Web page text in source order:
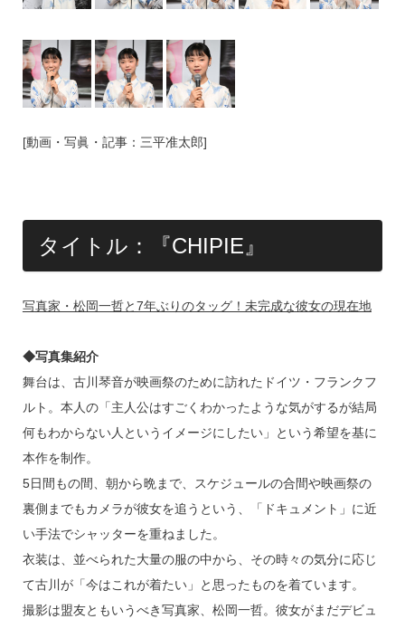
[動画・写眞・記事：三平准太郎]
タイトル：『CHIPIE』
写真家・松岡一哲と7年ぶりのタッグ！未完成な彼女の現在地
◆写真集紹介
舞台は、古川琴音が映画祭のために訪れたドイツ・フランクフ
ルト。本人の「主人公はすごくわかったような気がするが結局
何もわからない人というイメージにしたい」という希望を基に
本作を制作。
5日間もの間、朝から晩まで、スケジュールの合間や映画祭の
裏側までもカメラが彼女を追うという、「ドキュメント」に近
い手法でシャッターを重ねました。
衣装は、並べられた大量の服の中から、その時々の気分に応じ
て古川が「今はこれが着たい」と思ったものを着ています。
撮影は盟友ともいうべき写真家、松岡一哲。彼女がまだデビュ